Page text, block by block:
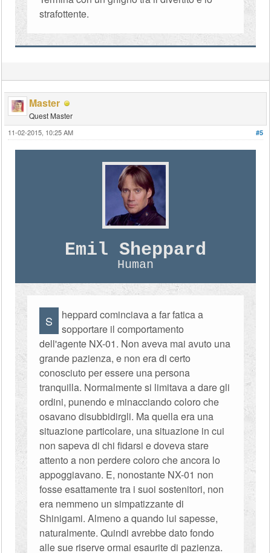
strafottente.
Master
Quest Master
#5
11-02-2015, 10:25 AM
Emil Sheppard
Human
S
heppard cominciava a far fatica a
sopportare il comportamento
dell'agente NX-01. Non aveva mai avuto una
grande pazienza, e non era di certo
conosciuto per essere una persona
tranquilla. Normalmente si limitava a dare gli
ordini, punendo e minacciando coloro che
osavano disubbidirgli. Ma quella era una
situazione particolare, una situazione in cui
non sapeva di chi fidarsi e doveva stare
attento a non perdere coloro che ancora lo
appoggiavano. E, nonostante NX-01 non
fosse esattamente tra i suoi sostenitori, non
era nemmeno un simpatizzante di
Shinigami. Almeno a quando lui sapesse,
naturalmente. Quindi avrebbe dato fondo
alle sue riserve ormai esaurite di pazienza.